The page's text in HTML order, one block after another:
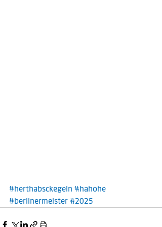
#herthabsckegeln #hahohe
#berlinermeister #2025